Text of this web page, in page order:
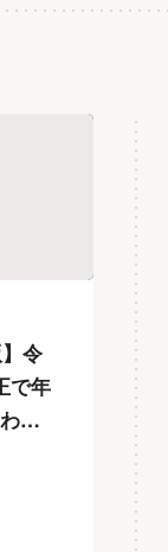
令
で年